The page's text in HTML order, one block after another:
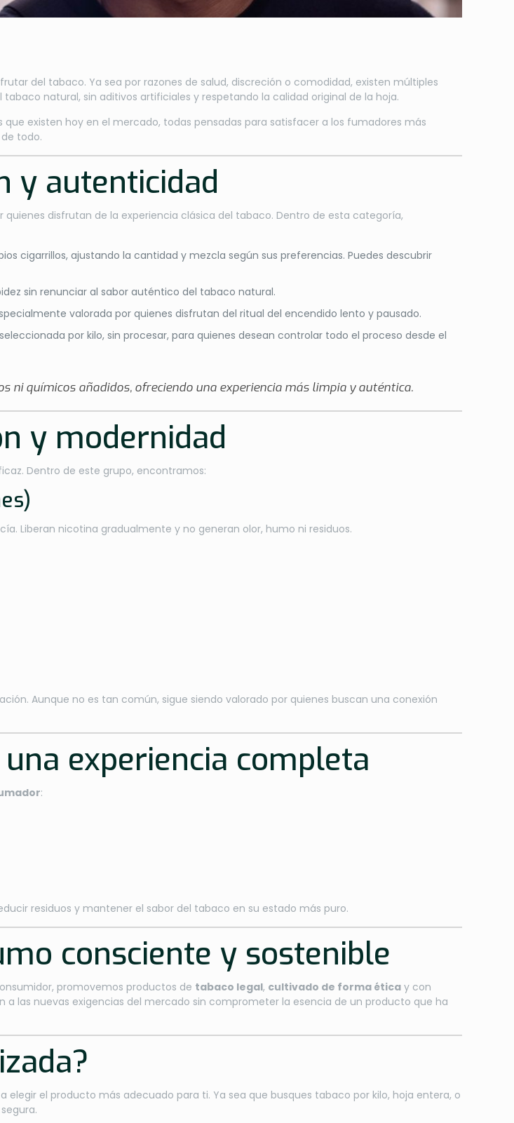
del tabaco. Ya sea por razones de salud, discreción o comodidad, existen múltiples
natural, sin aditivos artificiales y respetando la calidad original de la hoja.
existen hoy en el mercado, todas pensadas para satisfacer a los fumadores más
todo.
y autenticidad
disfrutan de la experiencia clásica del tabaco. Dentro de esta categoría,
cigarrillos, ajustando la cantidad y mezcla según sus preferencias. Puedes descubrir
sin renunciar al sabor auténtico del tabaco natural.
valorada por quienes disfrutan del ritual del encendido lento y pausado.
por kilo, sin procesar, para quienes desean controlar todo el proceso desde el
químicos añadidos, ofreciendo una experiencia más limpia y auténtica.
y modernidad
Dentro de este grupo, encontramos:
Liberan nicotina gradualmente y no generan olor, humo ni residuos.
Aunque no es tan común, sigue siendo valorado por quienes buscan una conexión
experiencia completa
:
residuos y mantener el sabor del tabaco en su estado más puro.
consciente y sostenible
promovemos productos de tabaco legal, cultivado de forma ética y con
a las nuevas exigencias del mercado sin comprometer la esencia de un producto que ha
el producto más adecuado para ti. Ya sea que busques tabaco por kilo, hoja entera, o